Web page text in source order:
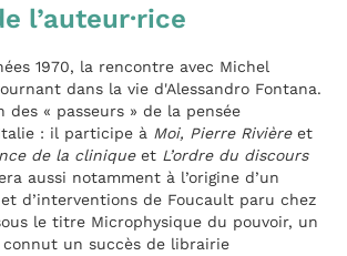
l’auteur·rice
1970, la rencontre avec Michel
dans la vie d'Alessandro Fontana.
des « passeurs » de la pensée
: il participe à Moi, Pierre Rivièreet
de la clinique et L’ordre du discours
aussi notamment à l’origine d’un
d’interventions de Foucault paru chez
le titre Microphysique du pouvoir, un
un succès de librairie